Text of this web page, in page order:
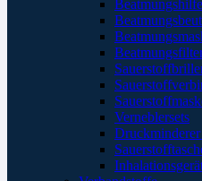
Beatmungshilfe
Verneblersets